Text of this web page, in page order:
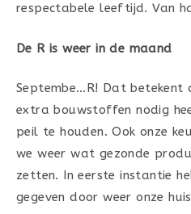
respectabele leeftijd. Van
De R is weer in de maand
Septembe…R! Dat
extra bouwstoffen nodig
peil te houden. Ook onze
we weer wat gezonde
zetten. In eerste instantie
gegeven door weer onze